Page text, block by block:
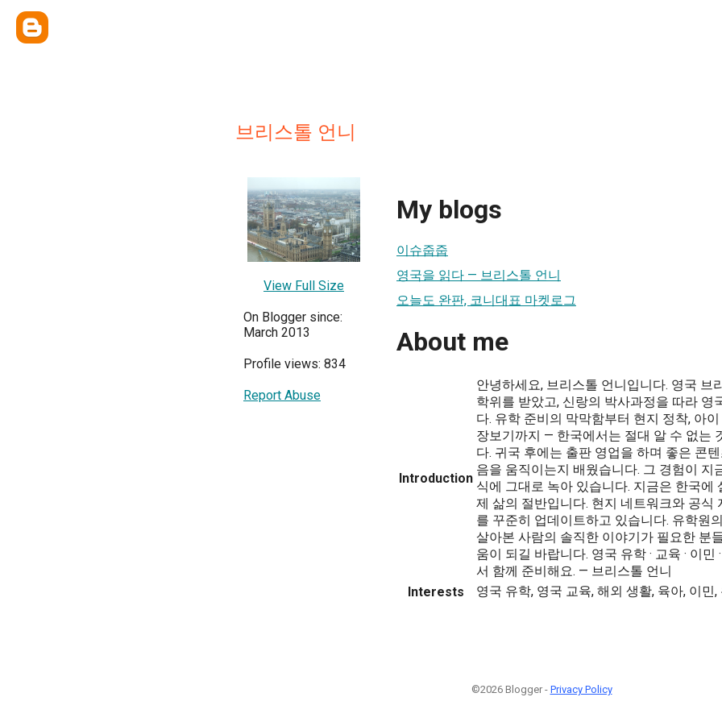
브리스톨 언니
View Full Size
On Blogger since:
March 2013
Profile views: 834
Report Abuse
My blogs
이슈줍줍
영국을 읽다 — 브리스톨 언니
오늘도 완판, 코니대표 마켓로그
About me
Introduction
안녕하세요, 브리스톨 언니입니다. 영국 브
학위를 받았고, 신랑의 박사과정을 따라 영
다. 유학 준비의 막막함부터 현지 정착, 아
장보기까지 — 한국에서는 절대 알 수 없는
다. 귀국 후에는 출판 영업을 하며 좋은 콘
음을 움직이는지 배웠습니다. 그 경험이 지
식에 그대로 녹아 있습니다. 지금은 한국에
제 삶의 절반입니다. 현지 네트워크와 공식
를 꾸준히 업데이트하고 있습니다. 유학원
살아본 사람의 솔직한 이야기가 필요한 분
움이 되길 바랍니다. 영국 유학 · 교육 · 이민
서 함께 준비해요. — 브리스톨 언니
Interests
영국 유학, 영국 교육, 해외 생활, 육아, 이민,
©2026 Blogger - Privacy Policy